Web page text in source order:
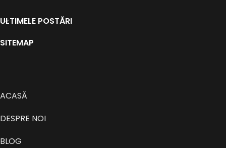
ULTIMELE POSTĂRI
SITEMAP
ACASĂ
DESPRE NOI
BLOG